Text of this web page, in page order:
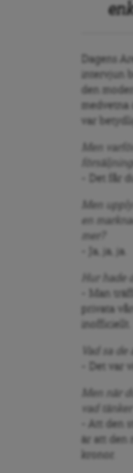
Dagens
intervjun
den
medvetna
var
Men
– Det får
Men
en
mer?
– Ja, ja, ja.
Hur hade
– Man
privata
inofficiellt.
Vad sa de
– Det var
Men när
vad tänker
– Att den
är att den
kronor.